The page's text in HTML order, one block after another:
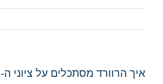
איך הרוורד מסתכלים על ציוני ה-GMAT/GRE?